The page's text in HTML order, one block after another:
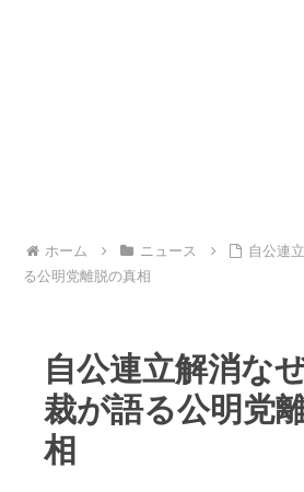
ホーム ニュース
自公連
る公明党離脱の真相
自公連立解消な
裁が語る公明党
相